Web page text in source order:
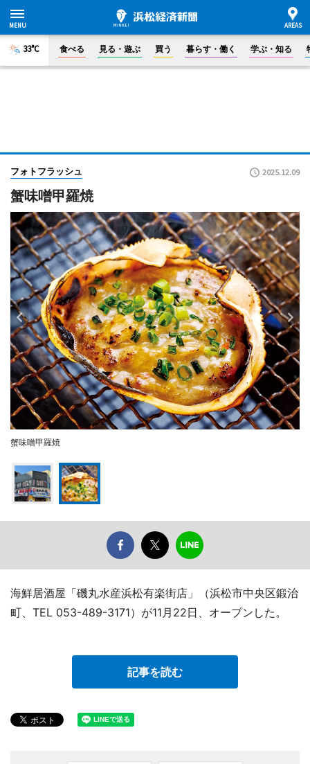
33°C 食べる 見る・遊ぶ 買う 暮らす・働く 学ぶ・知る
フォトフラッシュ 2025.12.09
蟹味噌甲羅焼
蟹味噌甲羅焼
海鮮居酒屋「磯丸水産浜松有楽街店」（浜松市中央区鍛治
町、TEL 053-489-3171）が11月22日、オープンした。
記事を読む